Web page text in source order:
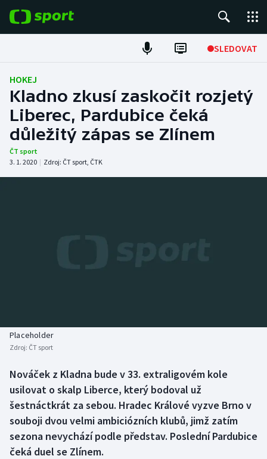
SLEDOVAT
Fotbal
Hokej
Tenis
Atletika
Biatlon
Box
Curling
Dostihy
Aplikace ČT sport
HOKEJ
Kladno zkusí zaskočit rozjetý
Liberec, Pardubice čeká
důležitý zápas se Zlínem
ČT sport
3. 1. 2020 | Zdroj: ČT sport, ČTK
Placeholder
Zdroj: ČT sport
Nováček z Kladna bude v 33. extraligovém kole
usilovat o skalp Liberce, který bodoval už
šestnáctkrát za sebou. Hradec Králové vyzve Brno v
souboji dvou velmi ambiciózních klubů, jimž zatím
sezona nevychází podle představ. Poslední Pardubice
čeká duel se Zlínem.